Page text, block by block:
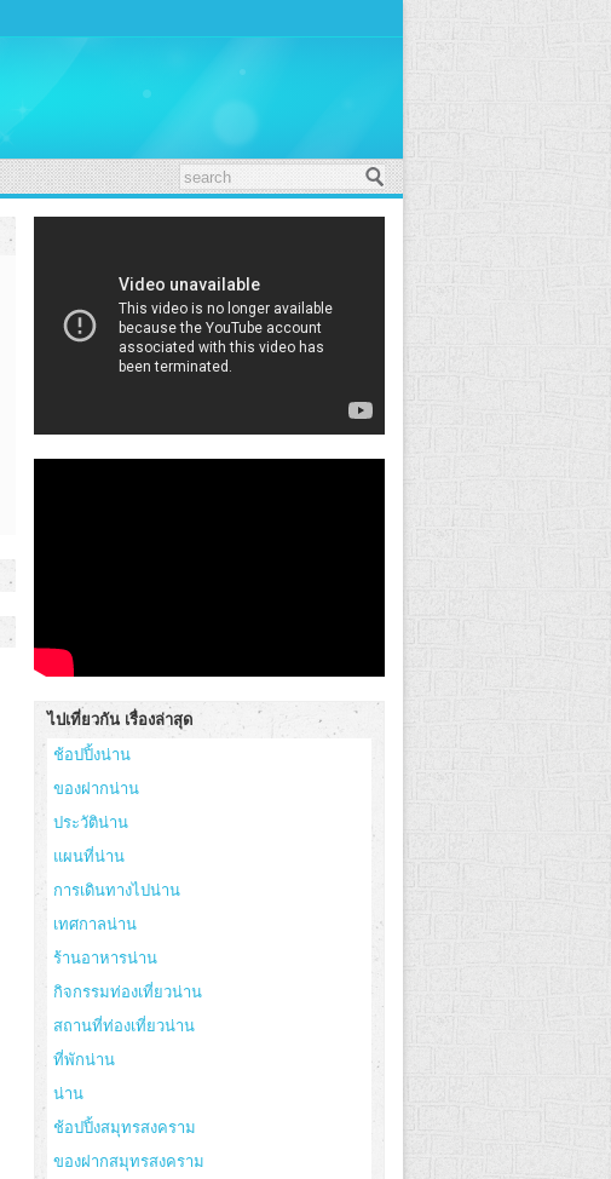
ไปเที่ยวกัน เรื่องล่าสุด
ช้อปปิ้งน่าน
ของฝากน่าน
ประวัติน่าน
แผนที่น่าน
การเดินทางไปน่าน
เทศกาลน่าน
ร้านอาหารน่าน
กิจกรรมท่องเที่ยวน่าน
สถานที่ท่องเที่ยวน่าน
ที่พักน่าน
น่าน
ช้อปปิ้งสมุทรสงคราม
ของฝากสมุทรสงคราม